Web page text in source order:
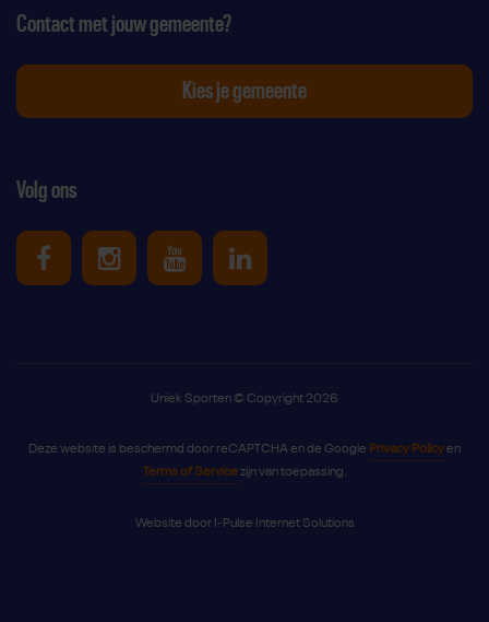
Volg ons
Uniek Sporten op Facebook
Uniek Sporten op Instagram
Uniek Sporten op Youtube
Uniek Sporten op
Contact met jouw gemeente?
Kies je gemeente
Uniek Sporten © Copyright 2026
Deze website is beschermd door reCAPTCHA en de Google Privacy Policyen
Terms of Servicezijn van toepassing.
Website door I-Pulse Internet Solutions